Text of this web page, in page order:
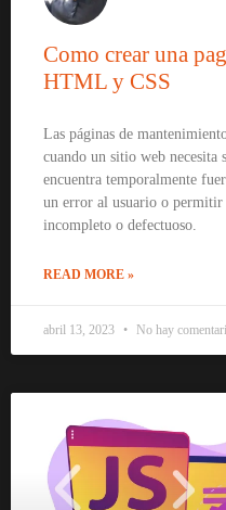
Como crear una
HTML y CSS
Las páginas de
cuando un sitio web necesita
encuentra temporalmente
un error al usuario o permitir
incompleto o defectuoso.
READ MORE »
abril 13, 2023 No hay